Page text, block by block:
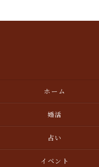
ホーム
婚活
占い
イベント